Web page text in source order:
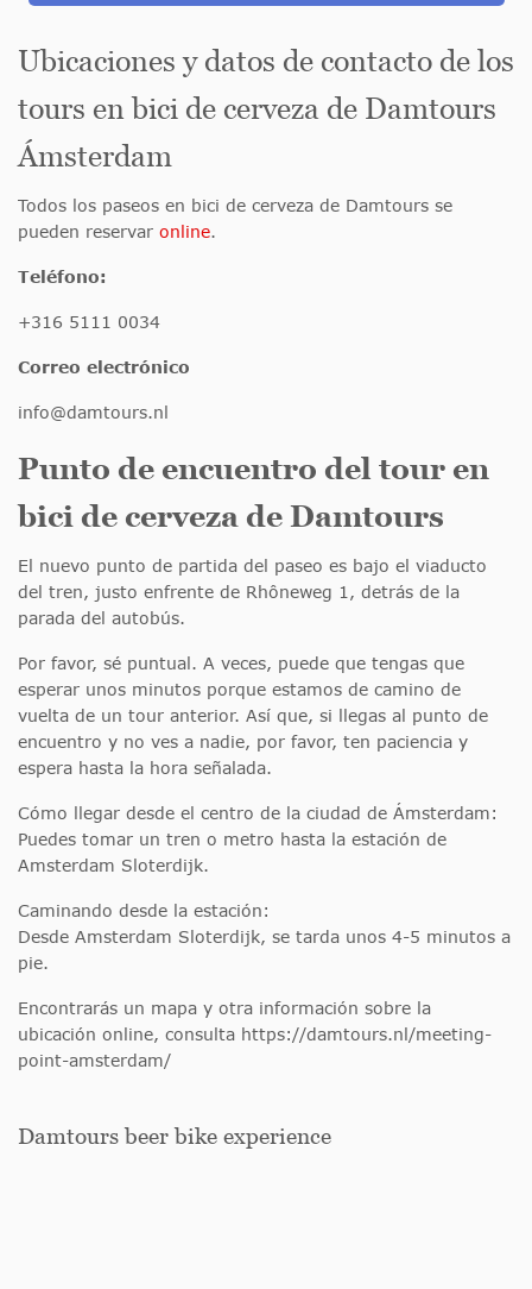
Ubicaciones y datos de contacto de los
tours en bici de cerveza de Damtours
Ámsterdam
Todos los paseos en bici de cerveza de Damtours se
pueden reservar online.
Teléfono:
+316 5111 0034
Correo electrónico
info@damtours.nl
Punto de encuentro del tour en
bici de cerveza de Damtours
El nuevo punto de partida del paseo es bajo el viaducto
del tren, justo enfrente de Rhôneweg 1, detrás de la
parada del autobús.
Por favor, sé puntual. A veces, puede que tengas que
esperar unos minutos porque estamos de camino de
vuelta de un tour anterior. Así que, si llegas al punto de
encuentro y no ves a nadie, por favor, ten paciencia y
espera hasta la hora señalada.
Cómo llegar desde el centro de la ciudad de Ámsterdam:
Puedes tomar un tren o metro hasta la estación de
Amsterdam Sloterdijk.
Caminando desde la estación:
Desde Amsterdam Sloterdijk, se tarda unos 4-5 minutos a
pie.
Encontrarás un mapa y otra información sobre la
ubicación online, consulta https://damtours.nl/meeting-
point-amsterdam/
Damtours beer bike experience